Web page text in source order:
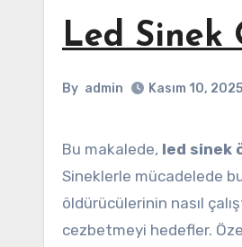
Led
By admin Kasım 10, 2025
Bu makalede, led sinek
Sineklerle mücadelede
öldürücülerinin nasıl
cezbetmeyi hedefler.